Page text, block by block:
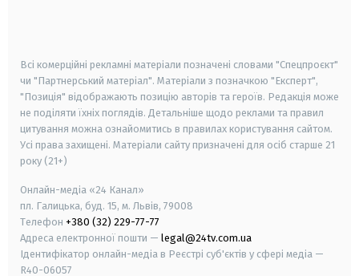
Всі комерційні рекламні матеріали позначені словами "Спецпроєкт"
чи "Партнерський матеріал". Матеріали з позначкою "Експерт",
"Позиція" відображають позицію авторів та героїв. Редакція може
не поділяти їхніх поглядів. Детальніше щодо реклами та правил
цитування можна ознайомитись в правилах користування сайтом.
Усі права захищені. Матеріали сайту призначені для осіб старше 21
року (21+)
Онлайн-медіа «24 Канал»
пл. Галицька, буд. 15, м. Львів, 79008
Телефон +380 (32) 229-77-77
Адреса електронної пошти — legal@24tv.com.ua
Ідентифікатор онлайн-медіа в Реєстрі суб'єктів у сфері медіа —
R40-06057